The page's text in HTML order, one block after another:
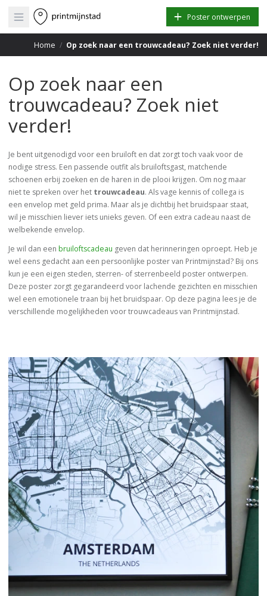
Open main menu Poster ontwerpen
Home / Op zoek naar een trouwcadeau? Zoek niet verder!
Op zoek naar een
trouwcadeau? Zoek niet
verder!
Je bent uitgenodigd voor een bruiloft en dat zorgt toch vaak voor de
nodige stress. Een passende outfit als bruiloftsgast, matchende
schoenen erbij zoeken en de haren in de plooi krijgen. Om nog maar
niet te spreken over het trouwcadeau. Als vage kennis of collega is
een envelop met geld prima. Maar als je dichtbij het bruidspaar staat,
wil je misschien liever iets unieks geven. Of een extra cadeau naast de
welbekende envelop.
Je wil dan een bruiloftscadeau geven dat herinneringen oproept. Heb je
wel eens gedacht aan een persoonlijke poster van Printmijnstad? Bij ons
kun je een eigen steden, sterren- of sterrenbeeld poster ontwerpen.
Deze poster zorgt gegarandeerd voor lachende gezichten en misschien
wel een emotionele traan bij het bruidspaar. Op deze pagina lees je de
verschillende mogelijkheden voor trouwcadeaus van Printmijnstad.